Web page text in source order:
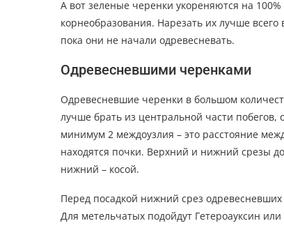
А вот зеленые черенки укореняются на
корнеобразования. Нарезать их лучше
пока они не начали одревесневать.
Одревесневшими черенками
Одревесневшие черенки в большом
лучше брать из центральной части
минимум 2 междоузлия – это расстояние
находятся почки. Верхний и нижний срезы
нижний – косой.
Перед посадкой нижний срез
Для метельчатых подойдут Гетероауксин